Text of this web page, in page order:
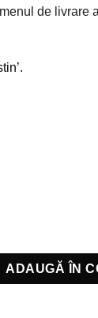
de livrare
X TKS
ADAUGĂ ÎN